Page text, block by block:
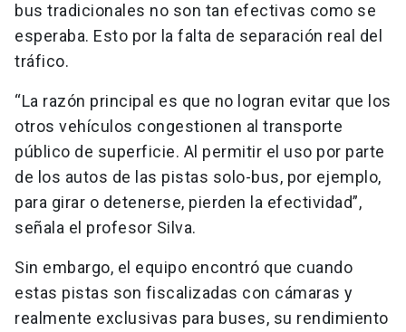
bus tradicionales no son tan efectivas como se
esperaba. Esto por la falta de separación real del
tráfico.
“La razón principal es que no logran evitar que los
otros vehículos congestionen al transporte
público de superficie. Al permitir el uso por parte
de los autos de las pistas solo-bus, por ejemplo,
para girar o detenerse, pierden la efectividad”,
señala el profesor Silva.
Sin embargo, el equipo encontró que cuando
estas pistas son fiscalizadas con cámaras y
realmente exclusivas para buses, su rendimiento